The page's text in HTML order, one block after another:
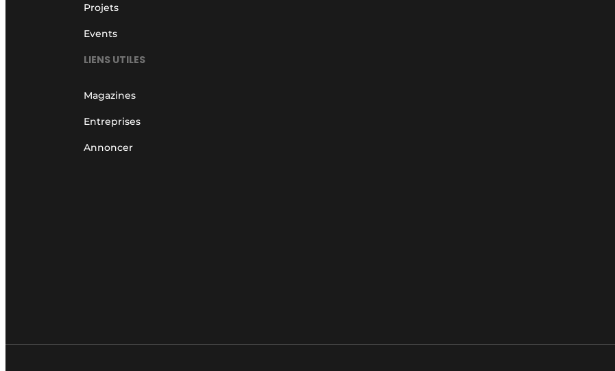
Projets
Events
LIENS UTILES
Magazines
Entreprises
Annoncer